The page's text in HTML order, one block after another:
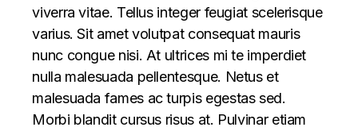
viverra vitae. Tellus integer feugiat scelerisque
varius. Sit amet volutpat consequat mauris
nunc congue nisi. At ultrices mi te imperdiet
nulla malesuada pellentesque. Netus et
malesuada fames ac turpis egestas sed.
Morbi blandit cursus risus at. Pulvinar etiam